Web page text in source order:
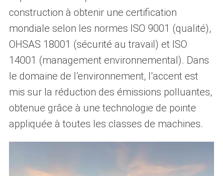
construction à obtenir une certification
mondiale selon les normes ISO 9001 (qualité),
OHSAS 18001 (sécurité au travail) et ISO
14001 (management environnemental). Dans
le domaine de l’environnement, l’accent est
mis sur la réduction des émissions polluantes,
obtenue grâce à une technologie de pointe
appliquée à toutes les classes de machines.